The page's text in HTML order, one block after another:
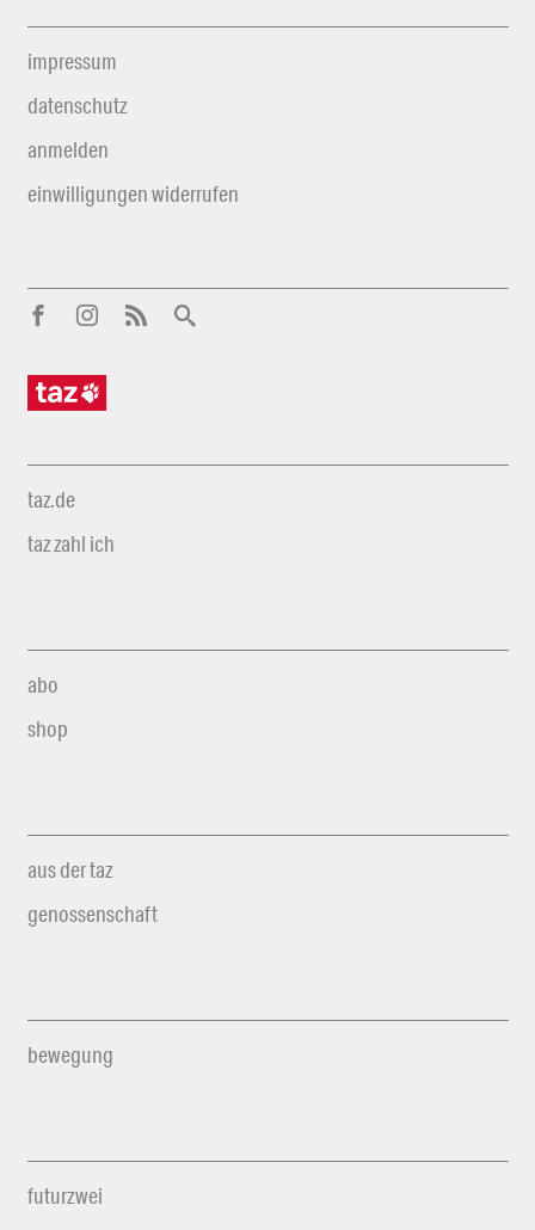
impressum
datenschutz
anmelden
einwilligungen widerrufen
taz.de
taz zahl ich
abo
shop
aus der taz
genossenschaft
bewegung
futurzwei